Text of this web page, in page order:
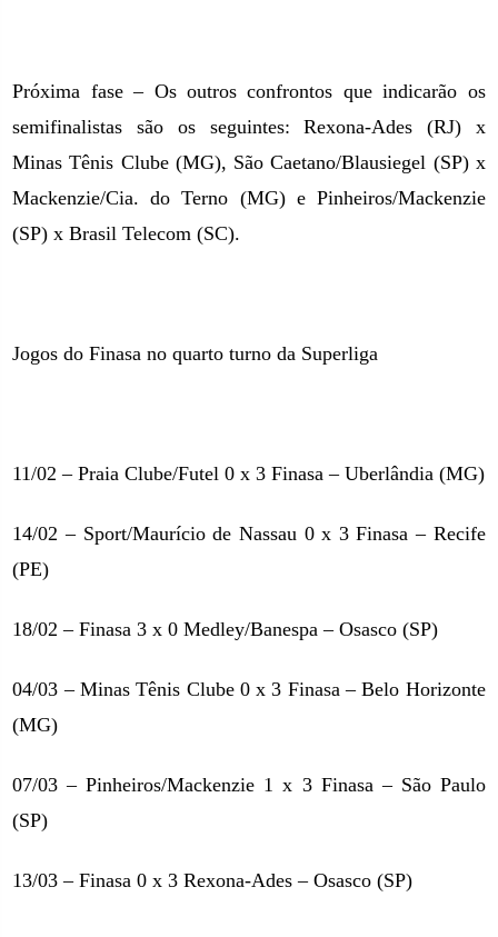
Próxima fase – Os outros confrontos que indicarão os
semifinalistas são os seguintes: Rexona-Ades (RJ) x
Minas Tênis Clube (MG), São Caetano/Blausiegel (SP) x
Mackenzie/Cia. do Terno (MG) e Pinheiros/Mackenzie
(SP) x Brasil Telecom (SC).
Jogos do Finasa no quarto turno da Superliga
11/02 – Praia Clube/Futel 0 x 3 Finasa – Uberlândia (MG)
14/02 – Sport/Maurício de Nassau 0 x 3 Finasa – Recife
(PE)
18/02 – Finasa 3 x 0 Medley/Banespa – Osasco (SP)
04/03 – Minas Tênis Clube 0 x 3 Finasa – Belo Horizonte
(MG)
07/03 – Pinheiros/Mackenzie 1 x 3 Finasa – São Paulo
(SP)
13/03 – Finasa 0 x 3 Rexona-Ades – Osasco (SP)